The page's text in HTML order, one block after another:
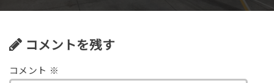
コメントを残す
コメント ※